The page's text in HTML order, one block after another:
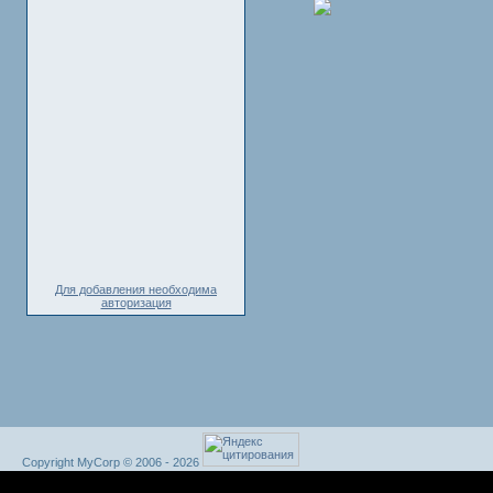
Для добавления необходима
авторизация
Copyright MyCorp © 2006 - 2026